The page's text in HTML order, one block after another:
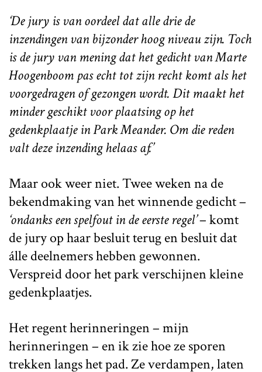
‘De jury is van oordeel dat alle drie de
inzendingen van bijzonder hoog niveau zijn. Toch
is de jury van mening dat het gedicht van Marte
Hoogenboom pas echt tot zijn recht komt als het
voorgedragen of gezongen wordt. Dit maakt het
minder geschikt voor plaatsing op het
gedenkplaatje in Park Meander. Om die reden
valt deze inzending helaas af.’
Maar ook weer niet. Twee weken na de
bekendmaking van het winnende gedicht –
‘ondanks een spelfout in de eerste regel’– komt
de jury op haar besluit terug en besluit dat
álle deelnemers hebben gewonnen.
Verspreid door het park verschijnen kleine
gedenkplaatjes.
Het regent herinneringen – mijn
herinneringen – en ik zie hoe ze sporen
trekken langs het pad. Ze verdampen, laten